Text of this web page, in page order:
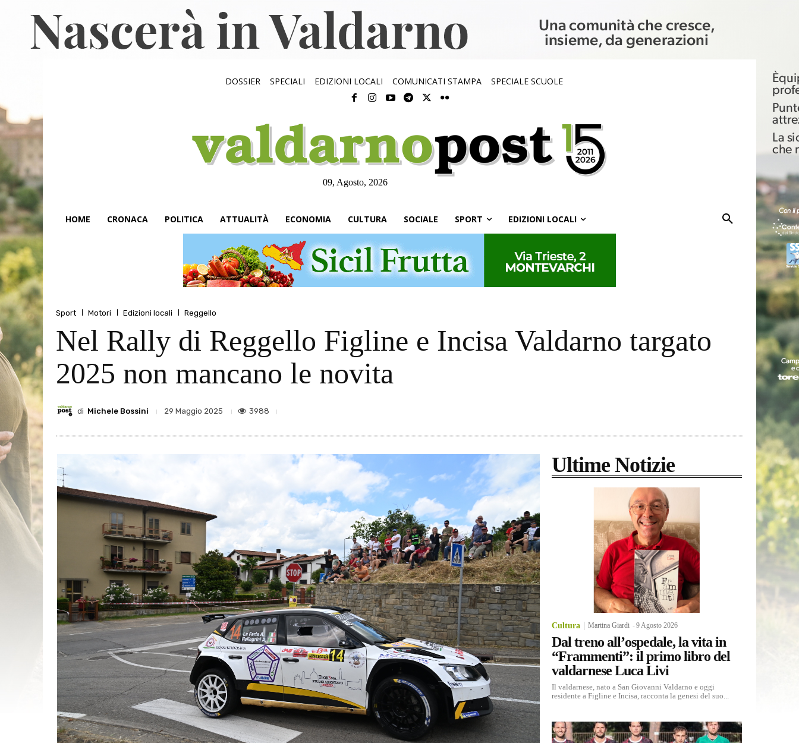
DOSSIER SPECIALI EDIZIONI LOCALI COMUNICATI STAMPA SPECIALE SCUOLE
09, Agosto, 2026
HOME CRONACA POLITICA ATTUALITÀ ECONOMIA CULTURA SOCIALE SPORT EDIZIONI LOCALI
Sport Motori Edizioni locali Reggello
Nel Rally di Reggello Figline e Incisa Valdarno targato
2025 non mancano le novita
di Michele Bossini 29 Maggio 2025 3988
Ultime Notizie
Cultura Martina Giardi -9 Agosto 2026
Dal treno all’ospedale, la vita in
“Frammenti”: il primo libro del
valdarnese Luca Livi
Il valdarnese, nato a San Giovanni Valdarno e oggi
residente a Figline e Incisa, racconta la genesi del suo...